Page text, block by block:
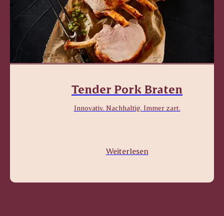
Tender Pork Braten
Innovativ. Nachhaltig. Immer zart.
Weiterlesen